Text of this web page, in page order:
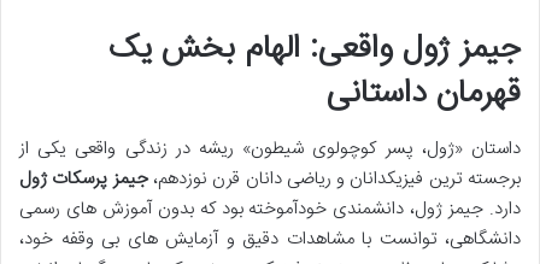
جیمز ژول واقعی: الهام بخش یک
قهرمان داستانی
داستان «ژول، پسر کوچولوی شیطون» ریشه در زندگی واقعی یکی از
برجسته ترین فیزیکدانان و ریاضی دانان قرن نوزدهم،جیمز پرسکات ژول
دارد. جیمز ژول، دانشمندی خودآموخته بود که بدون آموزش های رسمی
دانشگاهی، توانست با مشاهدات دقیق و آزمایش های بی وقفه خود،